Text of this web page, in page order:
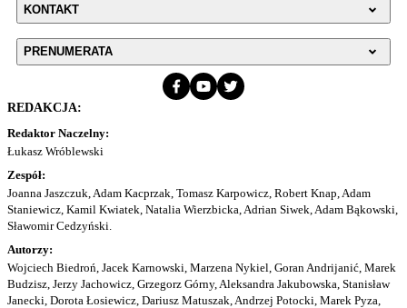
KONTAKT
PRENUMERATA
REDAKCJA:
Redaktor Naczelny:
Łukasz Wróblewski
Zespół:
Joanna Jaszczuk, Adam Kacprzak, Tomasz Karpowicz, Robert Knap, Adam
Staniewicz, Kamil Kwiatek, Natalia Wierzbicka, Adrian Siwek, Adam Bąkowski,
Sławomir Cedzyński.
Autorzy:
Wojciech Biedroń, Jacek Karnowski, Marzena Nykiel, Goran Andrijanić, Marek
Budzisz, Jerzy Jachowicz, Grzegorz Górny, Aleksandra Jakubowska, Stanisław
Janecki, Dorota Łosiewicz, Dariusz Matuszak, Andrzej Potocki, Marek Pyza,